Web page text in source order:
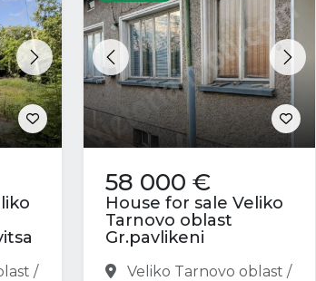
Next
/
Previous Next
58 000 €
House for sale Veliko
Tarnovo oblast
Gr.pavlikeni
Veliko Tarnovo oblast /